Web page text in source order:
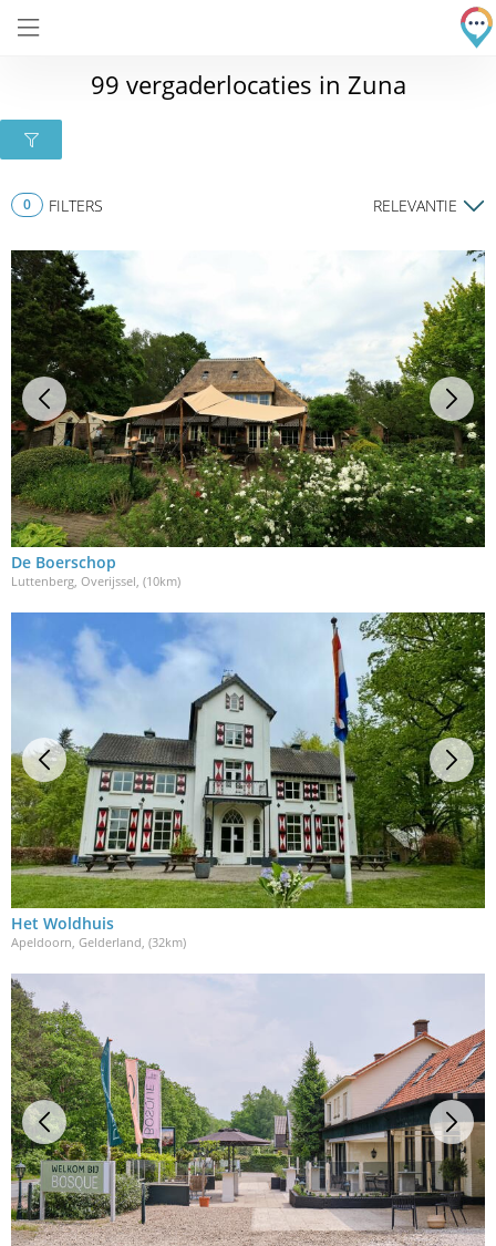
99 vergaderlocaties in Zuna
0 FILTERS RELEVANTIE
De Boerschop
Luttenberg, Overijssel , (10km)
Het Woldhuis
Apeldoorn, Gelderland, (32km)